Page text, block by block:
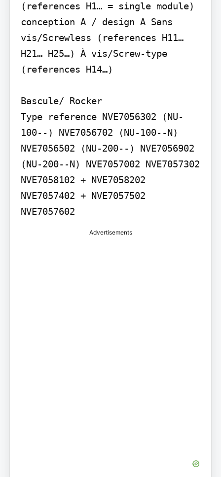
(references H1… = single module)
conception A / design A Sans
vis/Screwless (references H11…
H21… H25…) À vis/Screw-type
(references H14…)
Bascule/ Rocker
Type reference NVE7056302 (NU-
100--) NVE7056702 (NU-100--N)
NVE7056502 (NU-200--) NVE7056902
(NU-200--N) NVE7057002 NVE7057302
NVE7058102 + NVE7058202
NVE7057402 + NVE7057502
NVE7057602
Advertisements